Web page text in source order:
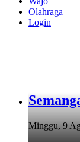
Olahraga
Login
Minggu, 9